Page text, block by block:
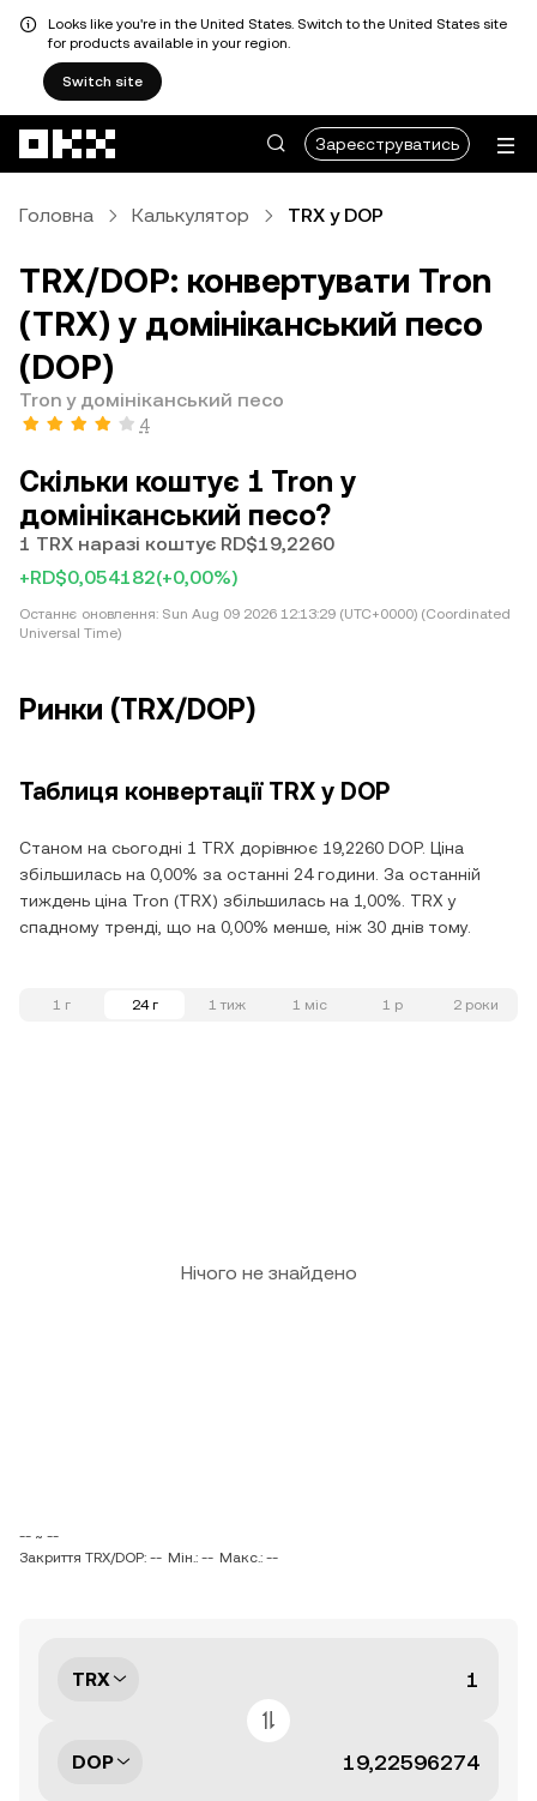
Looks like you're in the United States. Switch to the United States site
for products available in your region.
Switch site
Зареєструватись
Головна Калькулятор TRX у DOP
TRX/DOP: конвертувати Tron
(TRX) у домініканський песо
(DOP)
Tron у домініканський песо
4
Скільки коштує 1 Tron у
домініканський песо?
1 TRX наразі коштує RD$19,2260
+RD$0,054182(+0,00%)
Останнє оновлення: Sun Aug 09 2026 12:13:29 (UTC+0000) (Coordinated
Universal Time)
Ринки (TRX/DOP)
Таблиця конвертації TRX у DOP
Станом на сьогодні 1 TRX дорівнює 19,2260 DOP. Ціна
збільшилась на 0,00% за останні 24 години. За останній
тиждень ціна Tron (TRX) збільшилась на 1,00%. TRX у
спадному тренді, що на 0,00% менше, ніж 30 днів тому.
1 г 24 г 1 тиж 1 міс 1 р 2 роки
Нічого не знайдено
-- ~ --
Закриття TRX/DOP: -- Мін.: -- Макс.: --
TRX
DOP